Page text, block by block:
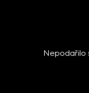
Nepodařilo